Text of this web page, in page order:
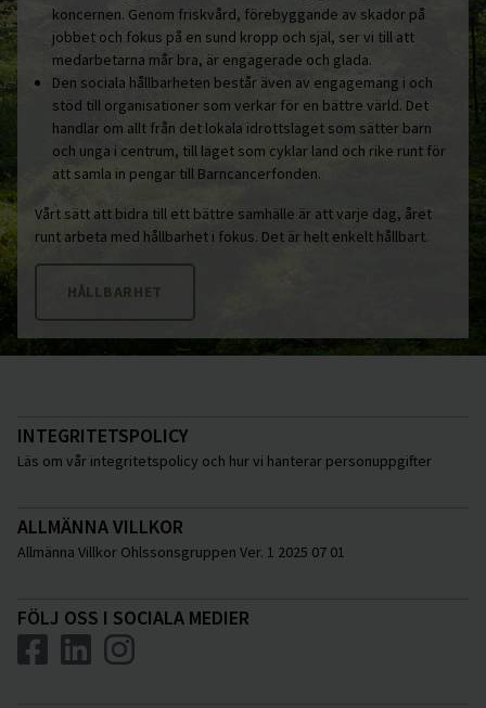
koncernen. Genom friskvård, förebyggande av skador på
jobbet och fokus på en sund kropp och själ, ser vi till att
medarbetarna mår bra, är engagerade och glada.
Den sociala hållbarheten består även av engagemang i och
stöd till organisationer som verkar för en bättre värld. Det
handlar om allt från det lokala idrottslaget som sätter barn
och unga i centrum, till laget som cyklar land och rike runt för
att samla in pengar till Barncancerfonden.
Vårt sätt att bidra till ett bättre samhälle är att varje dag, året
runt arbeta med hållbarhet i fokus. Det är helt enkelt hållbart.
HÅLLBARHET
INTEGRITETSPOLICY
Läs om vår integritetspolicy och hur vi hanterar personuppgifter
ALLMÄNNA VILLKOR
Allmänna Villkor Ohlssonsgruppen Ver. 1 2025 07 01
FÖLJ OSS I SOCIALA MEDIER